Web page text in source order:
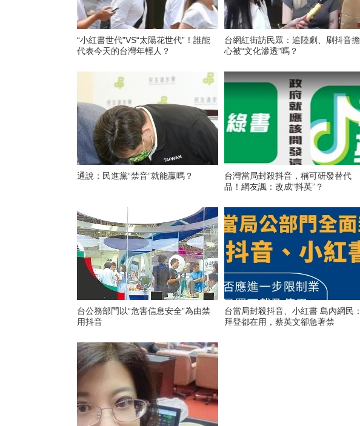
“小紅書世代”VS“太陽花世代”！誰能
代表今天的台灣年輕人？
台網紅街訪民眾：追陸劇、刷抖音擔
心被“文化滲透”嗎？
通說：民進黨“禁音”就能贏嗎？
​台灣當局封殺抖音，稱可研發替代
品！網友諷：改成“抖英”？
台公務部門以“危害信息安全”為由禁
用抖音
台當局封殺抖音、小紅書 島內網民：
拜登都在用，蔡英文卻急著禁